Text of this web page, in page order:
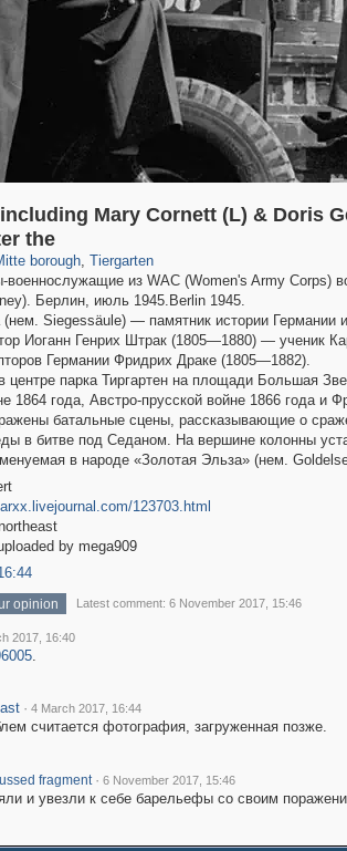
Mary Cornett (L) & Doris
the
borough
560
, Tiergarten
из WAC (Women's Army Corps)
Берлин, июль 1945.Berlin 1945.
Siegessäule) — памятник истории Германии
Иоганн Генрих Штрак (1805—1880) —
Германии Фридрих Драке (1805—1882).
центре парка Тиргартен на площади Большая
1864 года, Австро-прусской войне 1866 года
батальные сцены, рассказывающие о
в битве под Седаном. На вершине колонны
в народе «Золотая Эльза» (нем.
123703.html
by mega909
opinion Latest comment: 6 November 2017, 15:46
2017, 16:40
.
· 4 March 2017, 16:44
считается фотография, загруженная позже.
fragment · 6 November 2017, 15:46
и увезли к себе барельефы со своим